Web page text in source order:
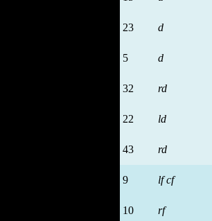
23 d
5 d
32 rd
22 ld
43 rd
9 lf cf
10 rf